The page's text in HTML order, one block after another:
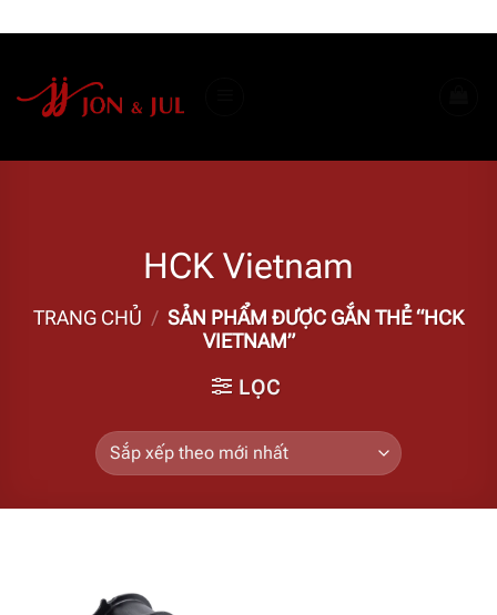
dung
HCK Vietnam
TRANG CHỦ / SẢN PHẨM ĐƯỢC GẮN THẺ “HCK
VIETNAM”
LỌC